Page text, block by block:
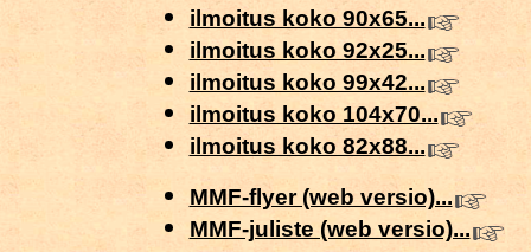
ilmoitus koko 90x65...
ilmoitus koko 92x25...
ilmoitus koko 99x42...
ilmoitus koko 104x70...
ilmoitus koko 82x88...
MMF-flyer (web versio)...
MMF-juliste (web versio)...